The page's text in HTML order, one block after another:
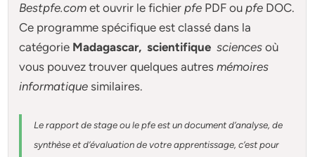
Bestpfe.com et ouvrir le fichierpfe PDF oupfe DOC.
Ce programme spécifique est classé dans la
catégorie Madagascar, scientifiquesciencesoù
vous pouvez trouver quelques autresmémoires
informatique similaires.
Le rapport de stage ou le pfe est un document d’analyse, de
synthèse et d’évaluation de votre apprentissage, c’est pour